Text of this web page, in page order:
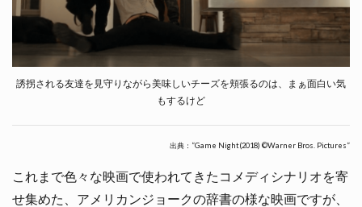
誘拐される友達を見守りながら美味しいチーズを頬張るのは、まぁ面白い気
もするけど
出典：”Game Night(2018) ©Warner Bros. Pictures”
これまで色々な映画で使われてきたコメディシナリオを寄
せ集めた、アメリカンジョークの辞書の様な映画ですが、